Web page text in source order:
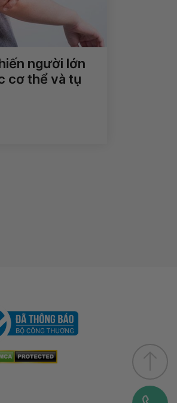
người lớn
cơ thể và tụ